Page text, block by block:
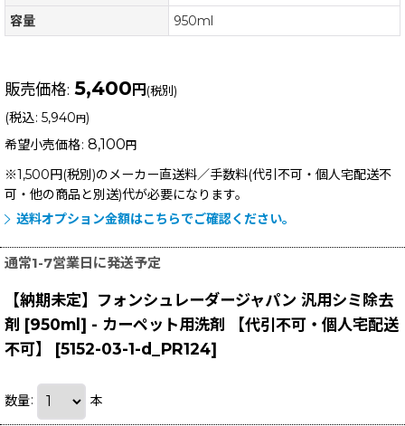
容量
950ml
販売価格: 5,400円(税別)
(税込: 5,940円)
希望小売価格: 8,100円
※1,500円(税別)のメーカー直送料／手数料(代引不可・個人宅配送不
可・他の商品と別送)代が必要になります。
送料オプション金額はこちらでご確認ください。
通常1-7営業日に発送予定
【納期未定】フォンシュレーダージャパン 汎用シミ除去
剤 [950ml] - カーペット用洗剤 【代引不可・個人宅配送
不可】
[5152-03-1-d_PR124]
数量: 本